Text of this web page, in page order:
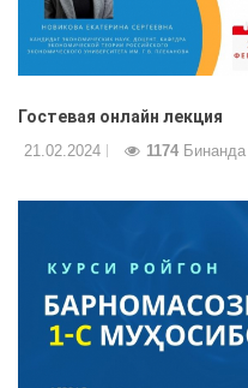
Гостевая онлайн лекция
21.02.2024 1174 Бинанда